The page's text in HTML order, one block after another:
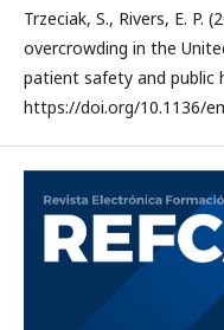
Trzeciak, S., Rivers, E. P.
overcrowding in the
patient safety and public
https://doi.org/10.1136/